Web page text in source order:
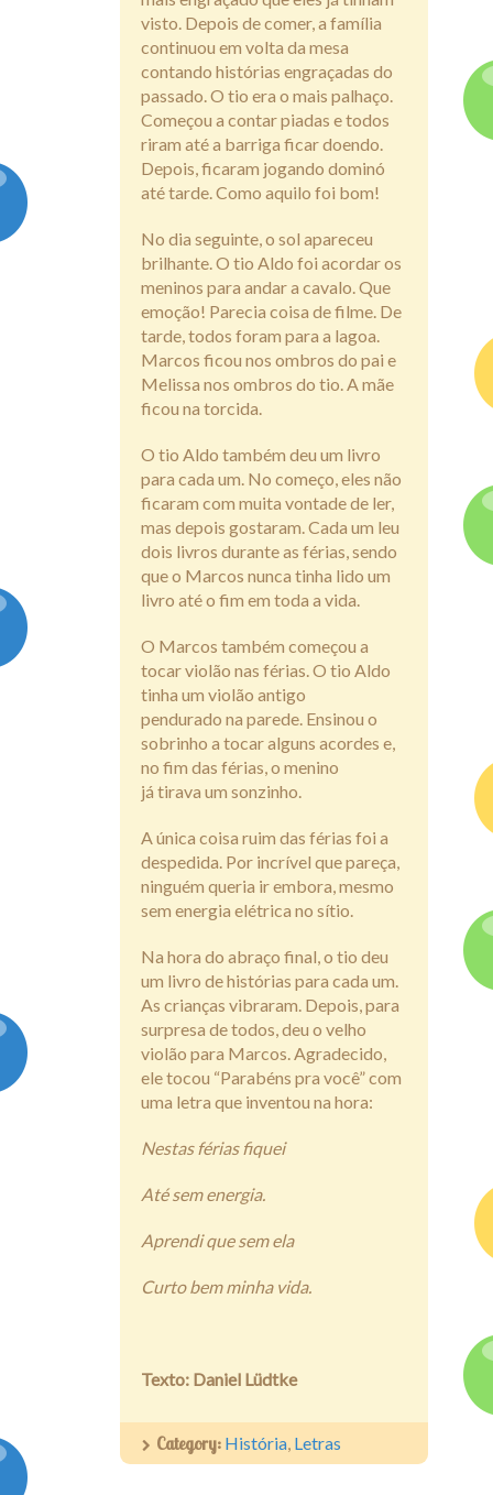
visto. Depois de comer, a família
continuou em volta da mesa
contando histórias engraçadas do
passado. O tio era o mais palhaço.
Começou a contar piadas e todos
riram até a barriga ficar doendo.
Depois, ficaram jogando dominó
até tarde. Como aquilo foi bom!
No dia seguinte, o sol apareceu
brilhante. O tio Aldo foi acordar os
meninos para andar a cavalo. Que
emoção! Parecia coisa de filme. De
tarde, todos foram para a lagoa.
Marcos ficou nos ombros do pai e
Melissa nos ombros do tio. A mãe
ficou na torcida.
O tio Aldo também deu um livro
para cada um. No começo, eles não
ficaram com muita vontade de ler,
mas depois gostaram. Cada um leu
dois livros durante as férias, sendo
que o Marcos nunca tinha lido um
livro até o fim em toda a vida.
O Marcos também começou a
tocar violão nas férias. O tio Aldo
tinha um violão antigo
pendurado na parede. Ensinou o
sobrinho a tocar alguns acordes e,
no fim das férias, o menino
já tirava um sonzinho.
A única coisa ruim das férias foi a
despedida. Por incrível que pareça,
ninguém queria ir embora, mesmo
sem energia elétrica no sítio.
Na hora do abraço final, o tio deu
um livro de histórias para cada um.
As crianças vibraram. Depois, para
surpresa de todos, deu o velho
violão para Marcos. Agradecido,
ele tocou “Parabéns pra você” com
uma letra que inventou na hora:
Nestas férias fiquei
Até sem energia.
Aprendi que sem ela
Curto bem minha vida.
Texto: Daniel Lüdtke
Category: História, Letras